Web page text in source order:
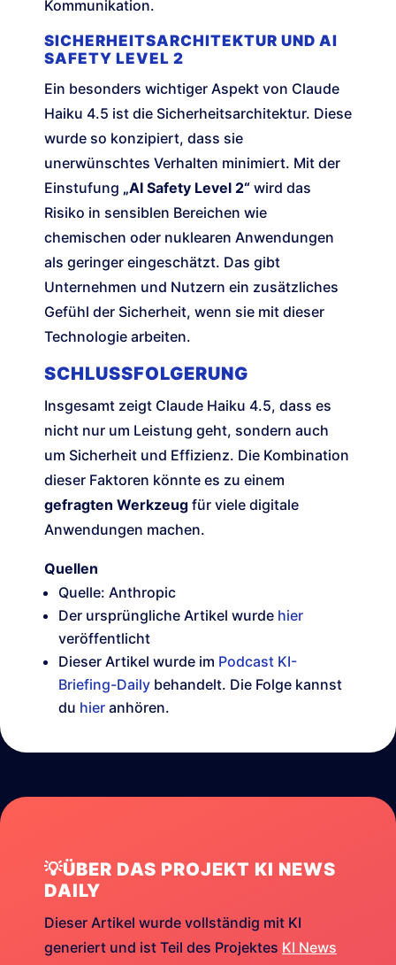
Kommunikation.
SICHERHEITSARCHITEKTUR UND AI
SAFETY LEVEL 2
Ein besonders wichtiger Aspekt von Claude
Haiku 4.5 ist die Sicherheitsarchitektur. Diese
wurde so konzipiert, dass sie
unerwünschtes Verhalten minimiert. Mit der
Einstufung „AI Safety Level 2“ wird das
Risiko in sensiblen Bereichen wie
chemischen oder nuklearen Anwendungen
als geringer eingeschätzt. Das gibt
Unternehmen und Nutzern ein zusätzliches
Gefühl der Sicherheit, wenn sie mit dieser
Technologie arbeiten.
SCHLUSSFOLGERUNG
Insgesamt zeigt Claude Haiku 4.5, dass es
nicht nur um Leistung geht, sondern auch
um Sicherheit und Effizienz. Die Kombination
dieser Faktoren könnte es zu einem
gefragten Werkzeug für viele digitale
Anwendungen machen.
Quellen
Quelle: Anthropic
Der ursprüngliche Artikel wurde hier
veröffentlicht
Dieser Artikel wurde im Podcast KI-
Briefing-Daily behandelt. Die Folge kannst
du hier anhören.
💡ÜBER DAS PROJEKT KI NEWS
DAILY
Dieser Artikel wurde vollständig mit KI
generiert und ist Teil des Projektes KI News